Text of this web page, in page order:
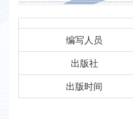
编写人员
出版社
出版时间